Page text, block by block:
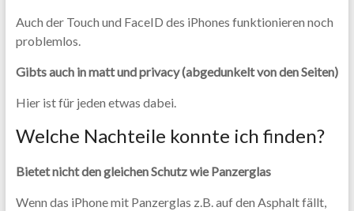
Auch der Touch und FaceID des iPhones funktionieren noch
problemlos.
Gibts auch in matt und privacy (abgedunkelt von den Seiten)
Hier ist für jeden etwas dabei.
Welche Nachteile konnte ich finden?
Bietet nicht den gleichen Schutz wie Panzerglas
Wenn das iPhone mit Panzerglas z.B. auf den Asphalt fällt,